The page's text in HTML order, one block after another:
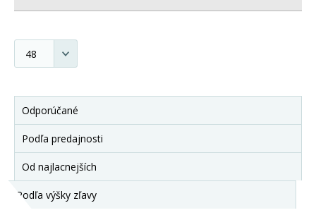
Odporúčané
Podľa predajnosti
Od najlacnejších
Podľa výšky zľavy